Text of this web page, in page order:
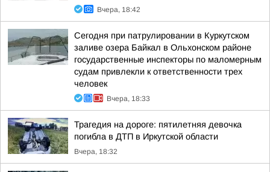
Вчера, 18:42
Сегодня при патрулировании в Куркутском
заливе озера Байкал в Ольхонском районе
государственные инспекторы по маломерным
судам привлекли к ответственности трех
человек
Вчера, 18:33
Трагедия на дороге: пятилетняя девочка
погибла в ДТП в Иркутской области
Вчера, 18:32